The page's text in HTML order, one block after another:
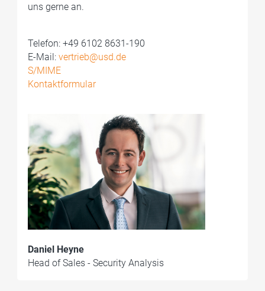
uns gerne an.
Telefon: +49 6102 8631-190
E-Mail:vertrieb@usd.de
S/MIME
Kontaktformular
Daniel Heyne
Head of Sales - Security Analysis